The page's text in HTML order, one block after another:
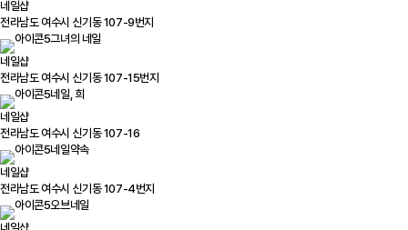
네일샵
전라남도 여수시 신기동 107-9번지
그녀의 네일
네일샵
전라남도 여수시 신기동 107-15번지
네일, 희
네일샵
전라남도 여수시 신기동 107-16
네일약속
네일샵
전라남도 여수시 신기동 107-4번지
오브네일